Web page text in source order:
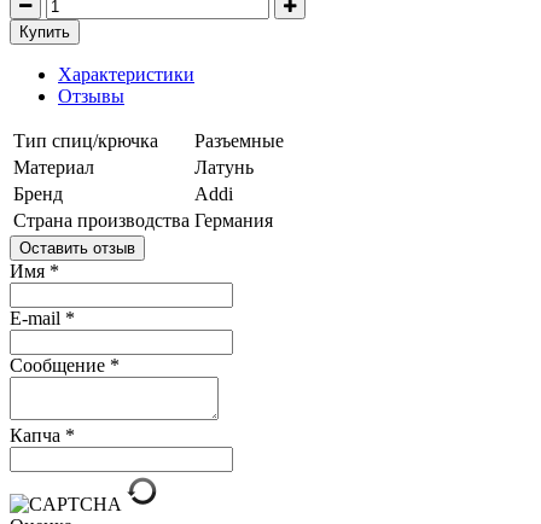
Купить
Характеристики
Отзывы
Тип спиц/крючка
Разъемные
Материал
Латунь
Бренд
Addi
Страна производства Германия
Оставить отзыв
Имя *
E-mail *
Сообщение *
Капча *